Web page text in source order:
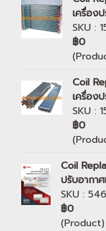
เครื่อง
SKU :
฿0
Coil
เครื่อง
SKU :
฿0
Coil
ปรับอากา
SKU :
฿0
(Product)